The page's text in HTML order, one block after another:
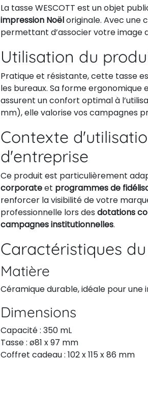
La tasse WESCOTT est un objet
impression Noëloriginale. Avec une
permettant d’associer votre image
Utilisation du
Pratique et résistante, cette tasse
les bureaux. Sa forme
assurent un confort optimal à
mm), elle valorise vos campagnes
Contexte
d'entreprise
Ce produit est particulièrement
corporateet programmes de
renforcer la visibilité de votre
professionnelle lors des dotations
campagnes institutionnelles.
Caractéristiques
Matière
Céramique durable, idéale pour
Dimensions
Capacité : 350 mL
Tasse : ø81 x 97 mm
Coffret cadeau : 102 x 115 x 86 mm